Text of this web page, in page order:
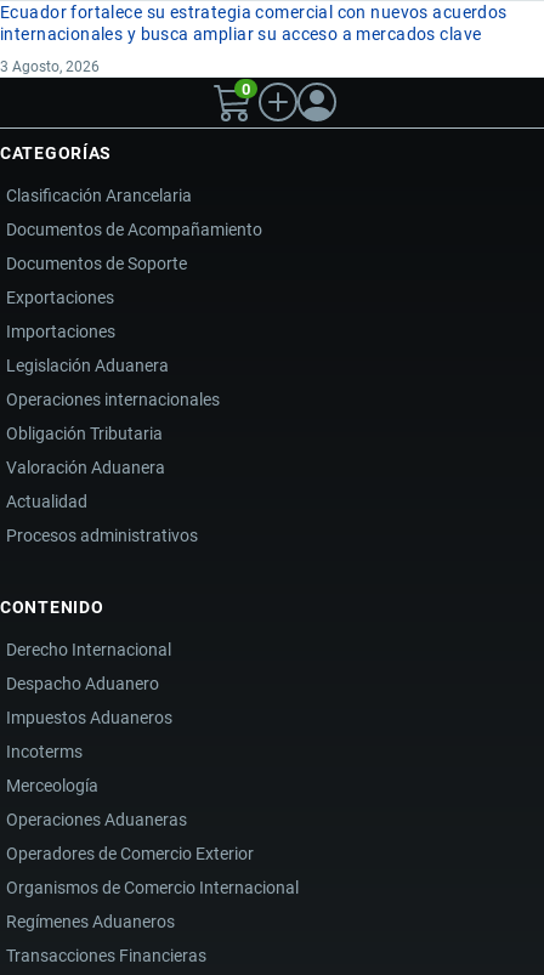
Ecuador fortalece su estrategia comercial con nuevos acuerdos
internacionales y busca ampliar su acceso a mercados clave
3 Agosto, 2026
0
CATEGORÍAS
Clasificación Arancelaria
Documentos de Acompañamiento
Documentos de Soporte
Exportaciones
Importaciones
Legislación Aduanera
Operaciones internacionales
Obligación Tributaria
Valoración Aduanera
Actualidad
Procesos administrativos
CONTENIDO
Derecho Internacional
Despacho Aduanero
Impuestos Aduaneros
Incoterms
Merceología
Operaciones Aduaneras
Operadores de Comercio Exterior
Organismos de Comercio Internacional
Regímenes Aduaneros
Transacciones Financieras